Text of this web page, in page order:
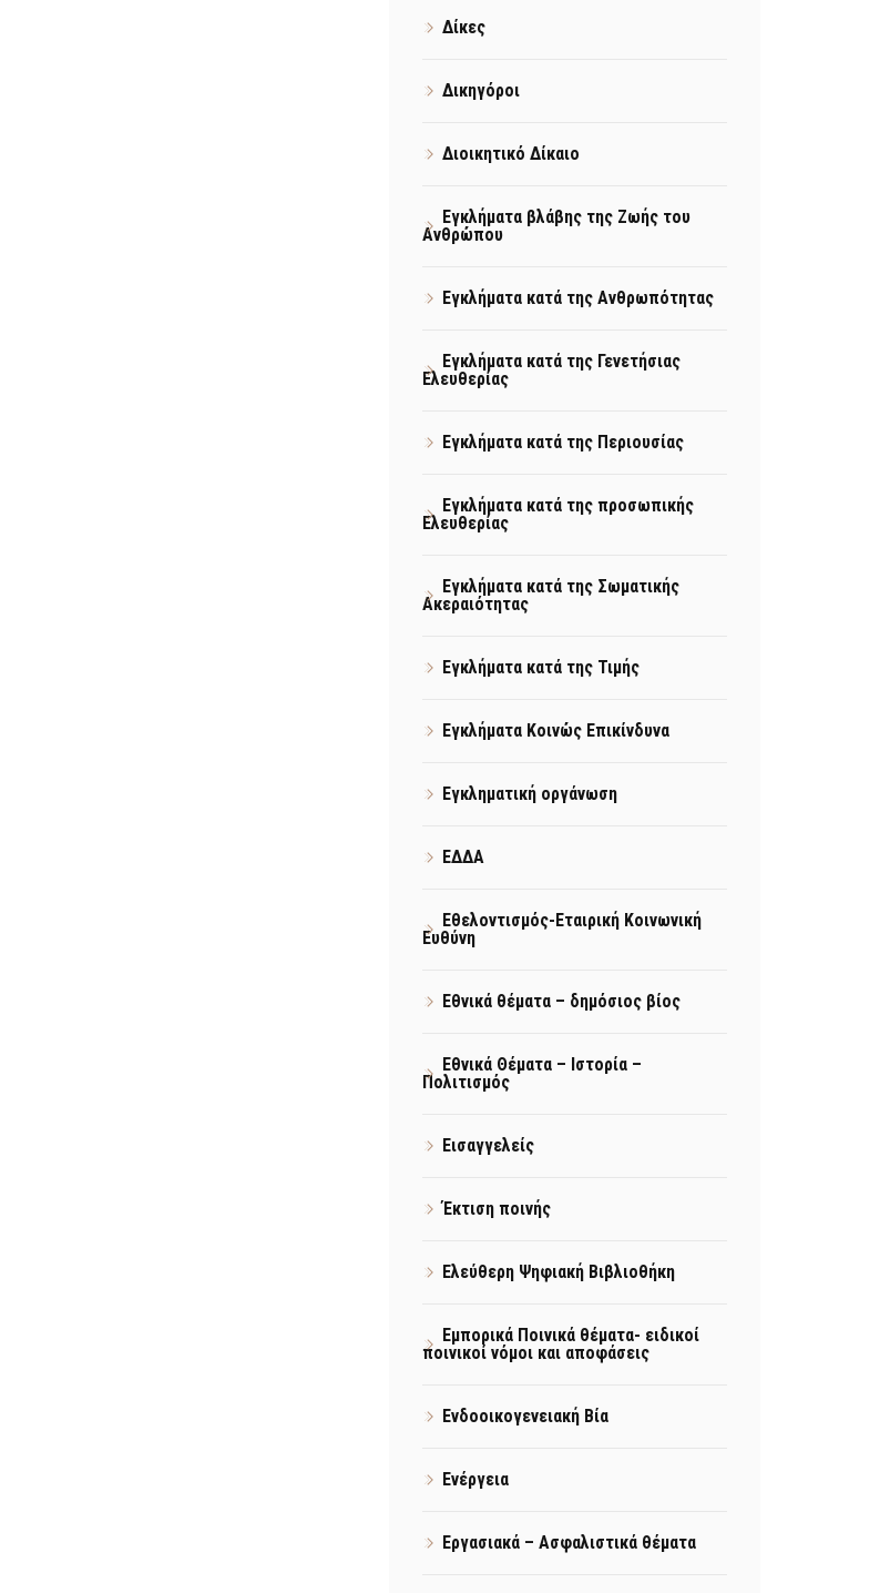
Δίκες
Δικηγόροι
Διοικητικό Δίκαιο
Εγκλήματα βλάβης της Ζωής του
Ανθρώπου
Εγκλήματα κατά της Ανθρωπότητας
Εγκλήματα κατά της Γενετήσιας
Ελευθερίας
Εγκλήματα κατά της Περιουσίας
Εγκλήματα κατά της προσωπικής
Ελευθερίας
Εγκλήματα κατά της Σωματικής
Ακεραιότητας
Εγκλήματα κατά της Τιμής
Εγκλήματα Κοινώς Επικίνδυνα
Εγκληματική οργάνωση
ΕΔΔΑ
Εθελοντισμός-Εταιρική Κοινωνική
Ευθύνη
Εθνικά θέματα – δημόσιος βίος
Εθνικά Θέματα – Ιστορία –
Πολιτισμός
Εισαγγελείς
Έκτιση ποινής
Ελεύθερη Ψηφιακή Βιβλιοθήκη
Εμπορικά Ποινικά θέματα- ειδικοί
ποινικοί νόμοι και αποφάσεις
Ενδοοικογενειακή Βία
Ενέργεια
Εργασιακά – Ασφαλιστικά θέματα